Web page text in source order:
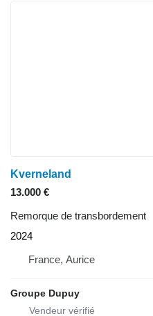
Kverneland
13.000 €
Remorque de transbordement
2024
France, Aurice
Groupe Dupuy